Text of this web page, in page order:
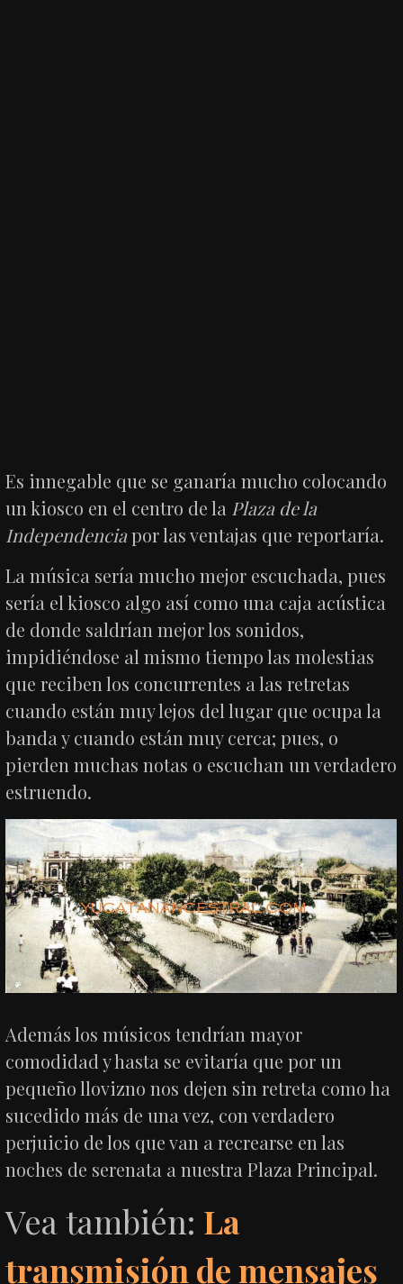
Es innegable que se ganaría mucho colocando
un kiosco en el centro de la Plaza de la
Independenciapor las ventajas que reportaría.
La música sería mucho mejor escuchada, pues
sería el kiosco algo así como una caja acústica
de donde saldrían mejor los sonidos,
impidiéndose al mismo tiempo las molestias
que reciben los concurrentes a las retretas
cuando están muy lejos del lugar que ocupa la
banda y cuando están muy cerca; pues, o
pierden muchas notas o escuchan un verdadero
estruendo.
Además los músicos tendrían mayor
comodidad y hasta se evitaría que por un
pequeño llovizno nos dejen sin retreta como ha
sucedido más de una vez, con verdadero
perjuicio de los que van a recrearse en las
noches de serenata a nuestra Plaza Principal.
Vea también: La
transmisión de mensajes